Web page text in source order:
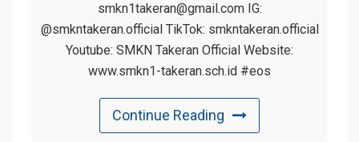
smkn1takeran@gmail.com IG:
@smkntakeran.official TikTok: smkntakeran.official
Youtube: SMKN Takeran Official Website:
www.smkn1-takeran.sch.id #eos
Continue Reading